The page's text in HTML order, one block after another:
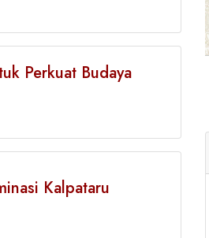
Perkuat Budaya
Kalpataru